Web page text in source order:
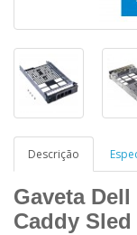
Descrição
Gaveta Dell
Caddy Sled